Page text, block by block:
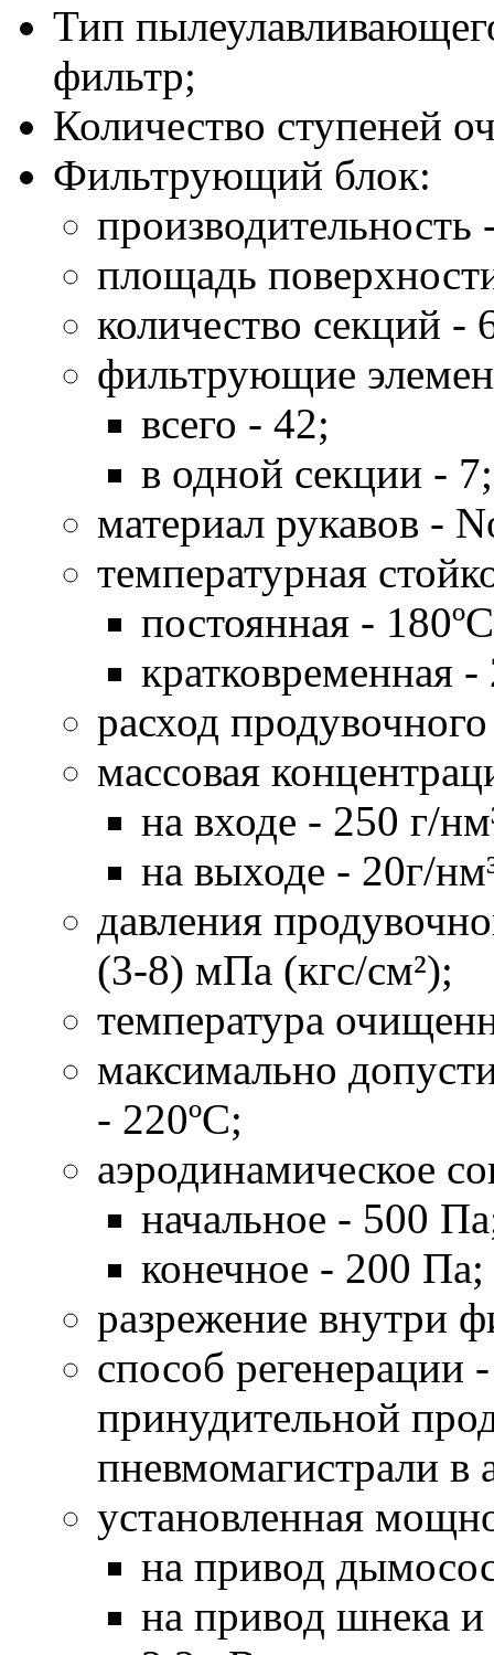
Тип
фильтр;
Количество ступеней
Фильтрующий блок:
площадь
количество секций -
фильтрующие
всего - 42;
в одной секции - 7;
материал рукавов -
температурная
постоянная -
кратковременная -
расход
массовая
на входе - 250 г/
на выходе - 20г/
давления
(3-8) мПа (кгс/см²);
температура
максимально
- 220ºC;
аэродинамическое
начальное - 500
конечное - 200 Па;
разрежение внутри
способ регенерации
принудительной
пневмомагистрали в
установленная
на привод
на привод шнека и